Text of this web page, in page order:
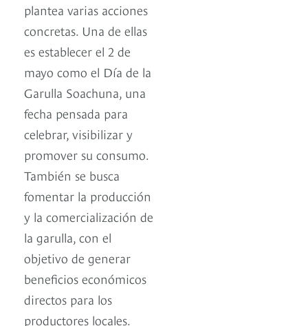
plantea varias acciones
concretas. Una de ellas
es establecer el 2 de
mayo como el Día de la
Garulla Soachuna, una
fecha pensada para
celebrar, visibilizar y
promover su consumo.
También se busca
fomentar la producción
y la comercialización de
la garulla, con el
objetivo de generar
beneficios económicos
directos para los
productores locales.